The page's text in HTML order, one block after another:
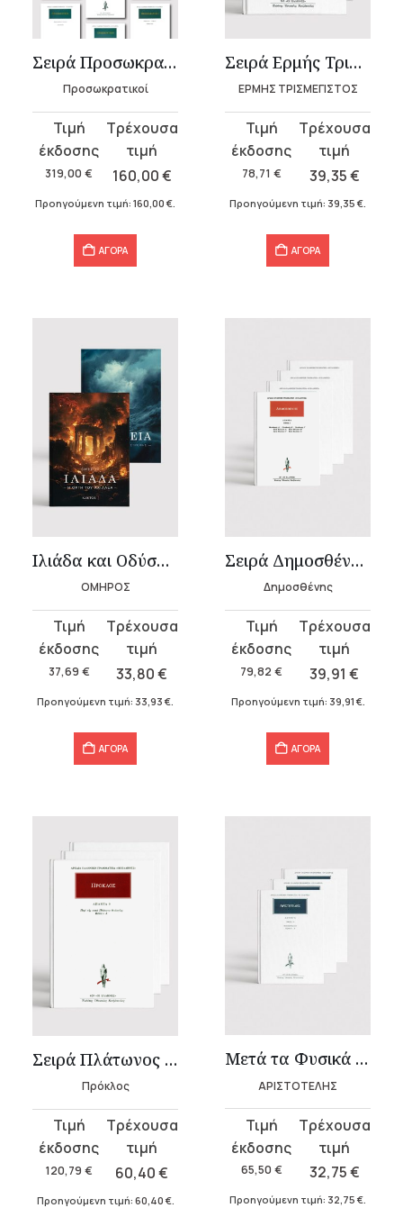
Σειρά Προσωκρατικοί (20 τόμοι)
Προσωκρατικοί
319,00 €
Original
price
was:
319,00 €.
160,00€
τρέχουσα
τιμή
Προηγούμενη τιμή: 160,00 €
ΑΓΟΡΑ
Σειρά Ερμής Τρισμέγιστος
ΕΡΜΗΣ ΤΡΙΣΜΕΓΙΣΤΟΣ
78,71 €
Original
price
was:
78,71 €.
39,35€
τρέχουσα
τιμή
Προηγούμενη τιμή: 39,35 €
ΑΓΟΡΑ
Ιλιάδα και Οδύσσεια
ΟΜΗΡΟΣ
37,69 €
Original
price
was:
37,69 €.
33,80€
τρέχουσα
τιμή
είναι:
Προηγούμενη τιμή: 33,93 €.
ΑΓΟΡΑ
Σειρά Δημοσθένης κατά Φιλίππου (4 τόμοι)
Δημοσθένης
79,82 €
Original
price
was:
79,82 €.
39,91 €
τρέχουσα
τιμή
είναι:
Προηγούμενη τιμή: 39,91 €.
ΑΓΟΡΑ
Σειρά Πλάτωνος Θεολογία (6 τόμοι)
Πρόκλος
120,79 €
Original
price
was:
120,79 €.
60,40€
τρέχουσα
τιμή
Προηγούμενη τιμή: 60,40 €.
Μετά τα Φυσικά – Σειρά (3 τόμοι)
ΑΡΙΣΤΟΤΕΛΗΣ
65,50 €
Original
price
was:
65,50 €.
32,75€
τρέχουσα
τιμή
είναι:
Προηγούμενη τιμή: 32,75 €.